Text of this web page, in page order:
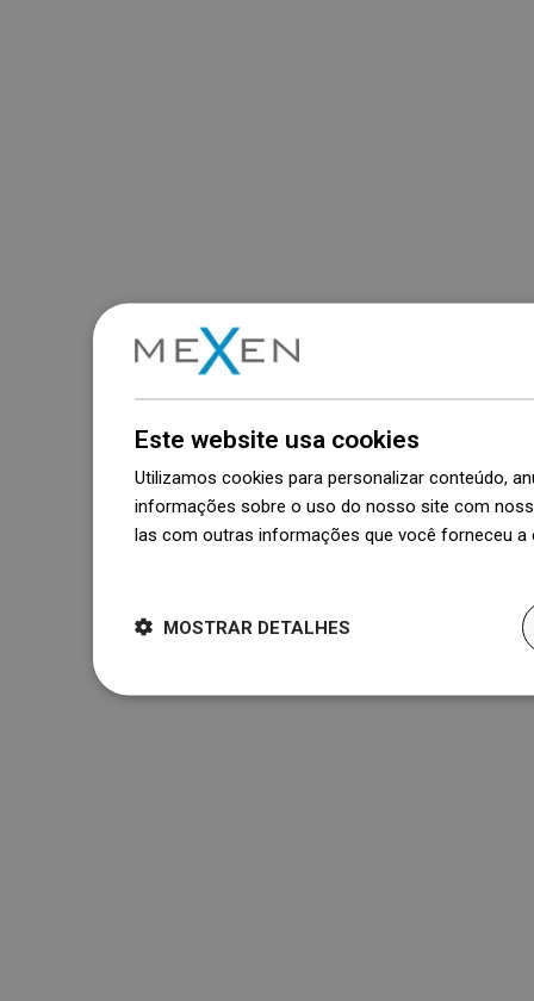
Este website usa cookies
Utilizamos cookies para personalizar conteúdo,
informações sobre o uso do nosso site com
las com outras informações que você forneceu
MOSTRAR DETALHES